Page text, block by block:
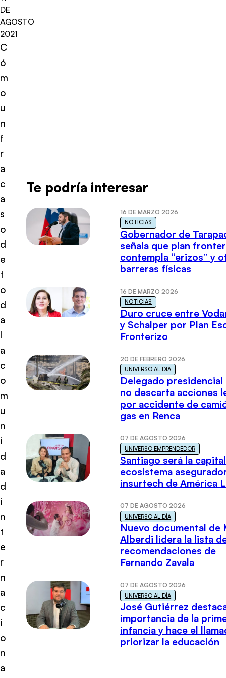
DE
AGOSTO
2021
C
ó
m
o
u
n
f
r
a
c
a
s
o
d
e
t
o
d
a
l
a
c
o
m
u
n
i
d
a
d
i
n
t
e
r
n
a
c
i
o
n
a
Te podría interesar
16 DE MARZO 2026
NOTICIAS
Gobernador de
señala que plan
contempla “erizos” y
barreras físicas
16 DE MARZO 2026
NOTICIAS
Duro cruce entre
y Schalper por Plan
Fronterizo
20 DE FEBRERO 2026
UNIVERSO AL DÍA
Delegado presidencial
no descarta acciones
por accidente de
gas en Renca
07 DE AGOSTO 2026
UNIVERSO EMPRENDEDOR
Santiago será la
ecosistema
insurtech de América
07 DE AGOSTO 2026
UNIVERSO AL DÍA
Nuevo documental de
Alberdi lidera la lista
recomendaciones de
Fernando Zavala
07 DE AGOSTO 2026
UNIVERSO AL DÍA
José Gutiérrez
importancia de la
infancia y hace el
priorizar la educación